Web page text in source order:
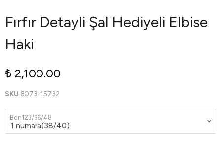
Fırfır Detayli Şal Hediyeli Elbise
Haki
₺ 2,100.00
SKU 6073-15732
Bdn123/36/48